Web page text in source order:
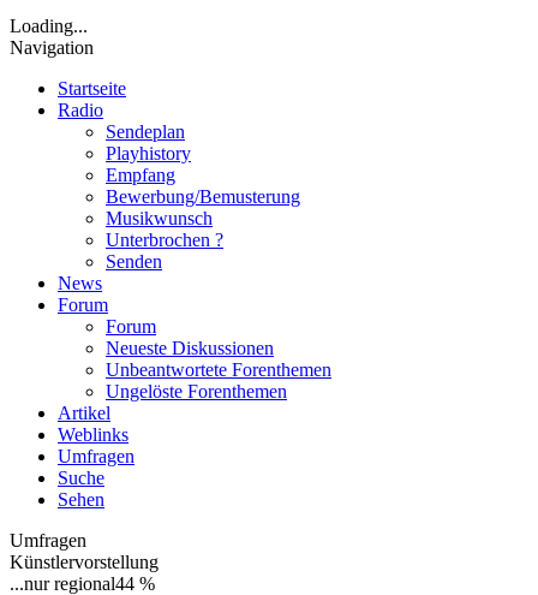
Loading...
Navigation
Startseite
Radio
Sendeplan
Playhistory
Empfang
Bewerbung/Bemusterung
Musikwunsch
Unterbrochen ?
Senden
News
Forum
Forum
Neueste Diskussionen
Unbeantwortete Forenthemen
Ungelöste Forenthemen
Artikel
Weblinks
Umfragen
Suche
Sehen
Umfragen
Künstlervorstellung
...nur regional44 %